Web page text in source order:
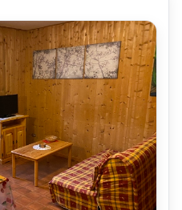
questo articolo,
pavimentazione,
scelta.